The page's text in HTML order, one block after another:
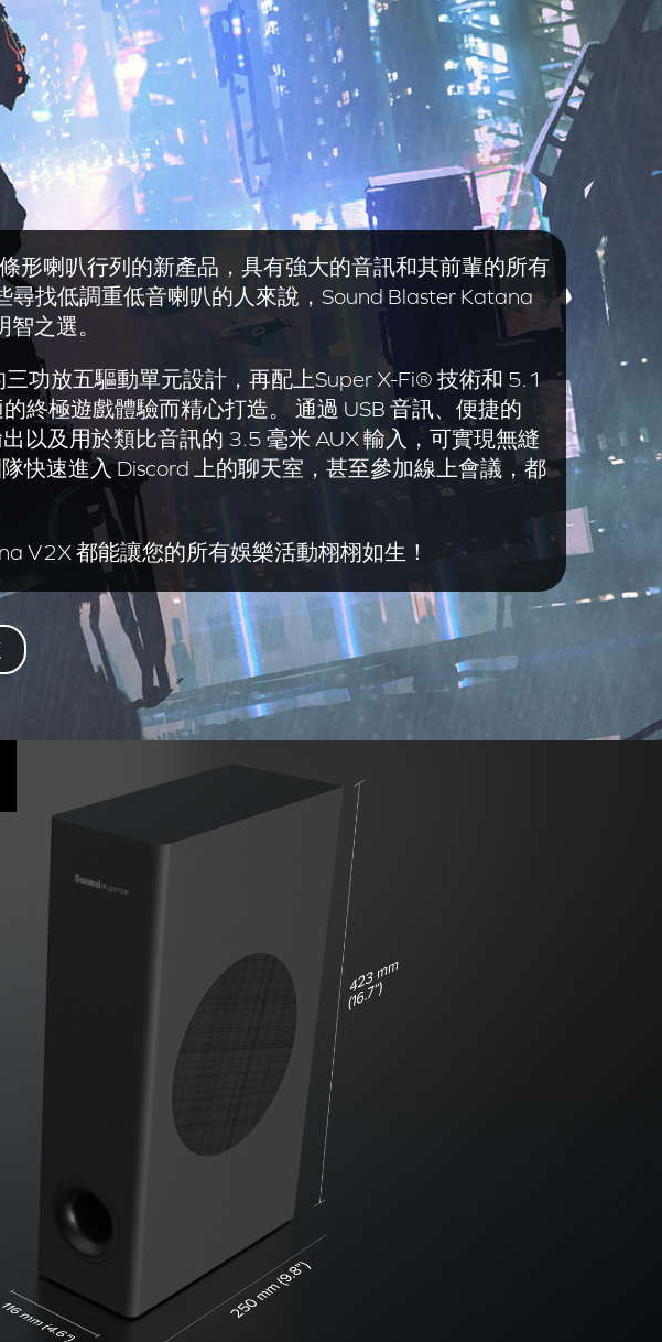
形喇叭行列的新產品，具有強大的音訊和其前輩的所有
找低調重低音喇叭的人來說，Sound Blaster Katana
之選。
功放五驅動單元設計，再配上Super X-Fi® 技術和 5.1
極遊戲體驗而精心打造。 通過 USB 音訊、便捷的
以及用於類比音訊的 3.5 毫米 AUX 輸入，可實現無縫
快速進入 Discord 上的聊天室，甚至參加線上會議，都
V2X 都能讓您的所有娛樂活動栩栩如生！